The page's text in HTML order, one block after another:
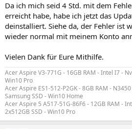
Da ich mich seid 4 Std. mit dem
erreicht habe, habe ich jetzt das
deinstalliert. Siehe da, der Fehler ist
wieder normal mit meinem Konto
Vielen Dank für Eure Mithilfe.
Acer Aspire V3-771G - 16GB RAM - Intel I7 -
Win10 Pro
Acer Aspire ES1-512-P2GK - 8GB RAM -
Samsung SSD - Win10 Home
Acer Aspire 5 A517-51G-86F6 - 12GB RAM -
2x512GB SSD - Win10 Pro